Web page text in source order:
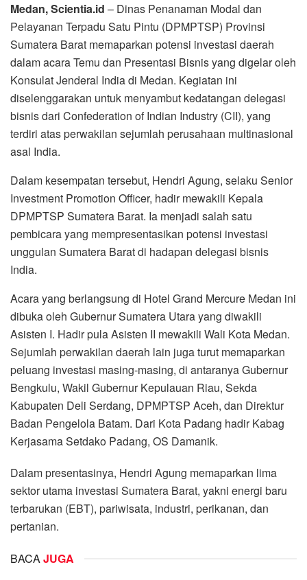
Medan, Scientia.id – Dinas Penanaman Modal dan
Pelayanan Terpadu Satu Pintu (DPMPTSP) Provinsi
Sumatera Barat memaparkan potensi investasi daerah
dalam acara Temu dan Presentasi Bisnis yang digelar oleh
Konsulat Jenderal India di Medan. Kegiatan ini
diselenggarakan untuk menyambut kedatangan delegasi
bisnis dari Confederation of Indian Industry (CII), yang
terdiri atas perwakilan sejumlah perusahaan multinasional
asal India.
Dalam kesempatan tersebut, Hendri Agung, selaku Senior
Investment Promotion Officer, hadir mewakili Kepala
DPMPTSP Sumatera Barat. Ia menjadi salah satu
pembicara yang mempresentasikan potensi investasi
unggulan Sumatera Barat di hadapan delegasi bisnis
India.
Acara yang berlangsung di Hotel Grand Mercure Medan ini
dibuka oleh Gubernur Sumatera Utara yang diwakili
Asisten I. Hadir pula Asisten II mewakili Wali Kota Medan.
Sejumlah perwakilan daerah lain juga turut memaparkan
peluang investasi masing-masing, di antaranya Gubernur
Bengkulu, Wakil Gubernur Kepulauan Riau, Sekda
Kabupaten Deli Serdang, DPMPTSP Aceh, dan Direktur
Badan Pengelola Batam. Dari Kota Padang hadir Kabag
Kerjasama Setdako Padang, OS Damanik.
Dalam presentasinya, Hendri Agung memaparkan lima
sektor utama investasi Sumatera Barat, yakni energi baru
terbarukan (EBT), pariwisata, industri, perikanan, dan
pertanian.
BACAJUGA